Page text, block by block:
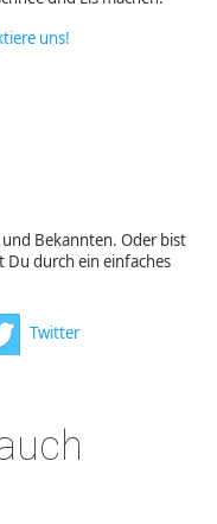
uns!
Bekannten. Oder bist
Du durch ein einfaches
Twitter